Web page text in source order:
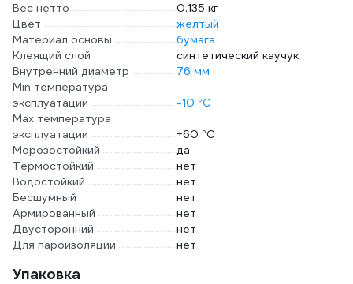
Вес нетто
0.135 кг
Цвет
желтый
Материал основы
бумага
Клеящий слой
синтетический каучук
Внутренний диаметр
76 мм
Min температура
эксплуатации
-10 °С
Max температура
эксплуатации
+60 °С
Морозостойкий
да
Термостойкий
нет
Водостойкий
нет
Бесшумный
нет
Армированный
нет
Двусторонний
нет
Для пароизоляции
нет
Упаковка